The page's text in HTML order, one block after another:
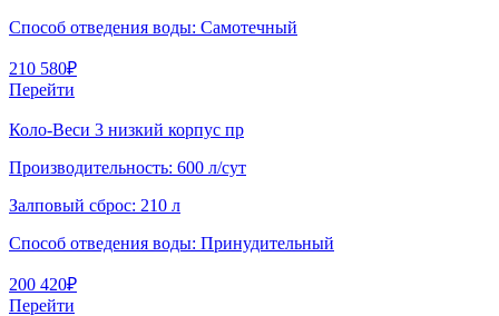
Способ отведения воды: Самотечный
210 580₽
Перейти
Коло-Веси 3 низкий корпус пр
Производительность: 600 л/сут
Залповый сброс: 210 л
Способ отведения воды: Принудительный
200 420₽
Перейти